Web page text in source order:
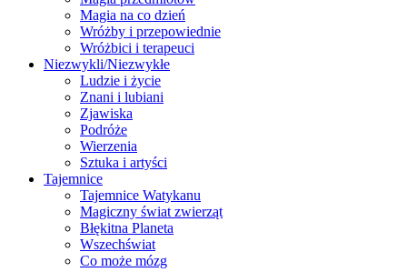
Magia na co dzień
Wróżby i przepowiednie
Wróżbici i terapeuci
Niezwykli/Niezwykłe
Ludzie i życie
Znani i lubiani
Zjawiska
Podróże
Wierzenia
Sztuka i artyści
Tajemnice
Tajemnice Watykanu
Magiczny świat zwierząt
Błękitna Planeta
Wszechświat
Co może mózg